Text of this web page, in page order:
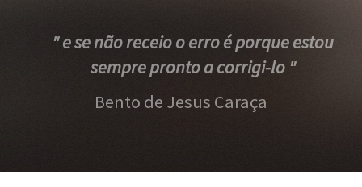
" e se não receio o erro é porque estou
sempre pronto a corrigi-lo "
Bento de Jesus Caraça